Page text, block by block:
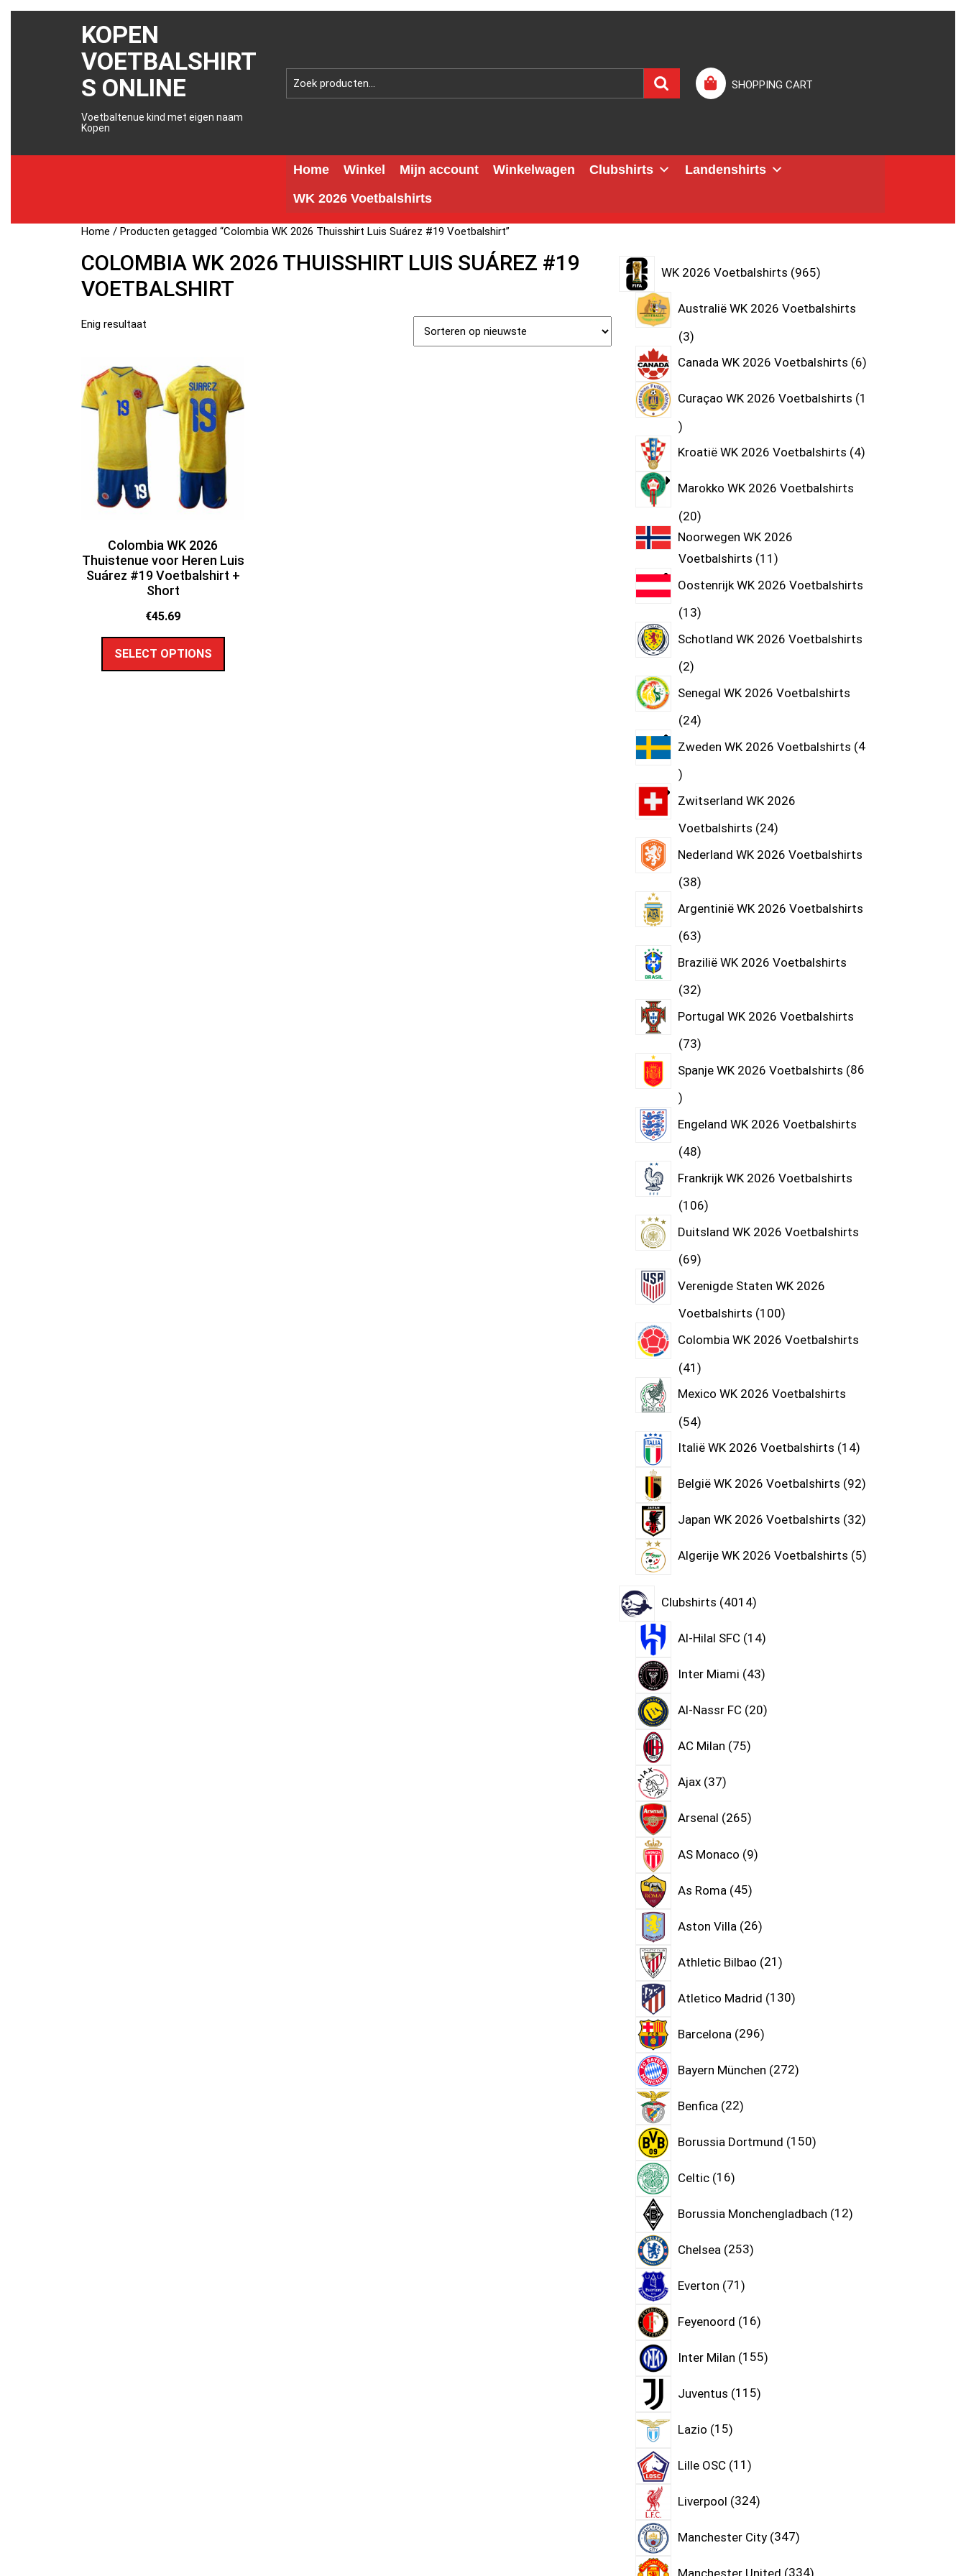
KOPEN
VOETBALSHIRT
S ONLINE
Voetbaltenue kind met eigen naam
Kopen
SHOPPING CART
Home Winkel Mijn account Winkelwagen Clubshirts
Landenshirts
WK 2026 Voetbalshirts
Home / Producten getagged “Colombia WK 2026 Thuisshirt Luis Suárez #19 Voetbalshirt”
COLOMBIA WK 2026 THUISSHIRT LUIS SUÁREZ #19
VOETBALSHIRT
Enig resultaat
Colombia WK 2026
Thuistenue voor Heren Luis
Suárez #19 Voetbalshirt +
Short
€45.69
SELECT OPTIONS
WK 2026 Voetbalshirts 965
Australië WK 2026 Voetbalshirts
3
Canada WK 2026 Voetbalshirts 6
Curaçao WK 2026 Voetbalshirts 1
Kroatië WK 2026 Voetbalshirts 4
Marokko WK 2026 Voetbalshirts
20
Noorwegen WK 2026
Voetbalshirts 11
Oostenrijk WK 2026 Voetbalshirts
13
Schotland WK 2026 Voetbalshirts
2
Senegal WK 2026 Voetbalshirts
24
Zweden WK 2026 Voetbalshirts 4
Zwitserland WK 2026
Voetbalshirts 24
Nederland WK 2026 Voetbalshirts
38
Argentinië WK 2026 Voetbalshirts
63
Brazilië WK 2026 Voetbalshirts
32
Portugal WK 2026 Voetbalshirts
73
Spanje WK 2026 Voetbalshirts 86
Engeland WK 2026 Voetbalshirts
48
Frankrijk WK 2026 Voetbalshirts
106
Duitsland WK 2026 Voetbalshirts
69
Verenigde Staten WK 2026
Voetbalshirts 100
Colombia WK 2026 Voetbalshirts
41
Mexico WK 2026 Voetbalshirts
54
Italië WK 2026 Voetbalshirts 14
België WK 2026 Voetbalshirts 92
Japan WK 2026 Voetbalshirts 32
Algerije WK 2026 Voetbalshirts 5
Clubshirts 4014
Al-Hilal SFC 14
Inter Miami 43
Al-Nassr FC 20
AC Milan 75
Ajax 37
Arsenal 265
AS Monaco 9
As Roma 45
Aston Villa 26
Athletic Bilbao 21
Atletico Madrid 130
Barcelona 296
Bayern München 272
Benfica 22
Borussia Dortmund 150
Celtic 16
Borussia Monchengladbach 12
Chelsea 253
Everton 71
Feyenoord 16
Inter Milan 155
Juventus 115
Lazio 15
Lille OSC 11
Liverpool 324
Manchester City 347
Manchester United 334